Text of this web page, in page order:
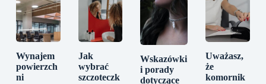
Wynajem
powierzch
ni
Jak
wybrać
szczoteczk
Wskazówki
i porady
dotyczące
Uważasz,
że
komornik